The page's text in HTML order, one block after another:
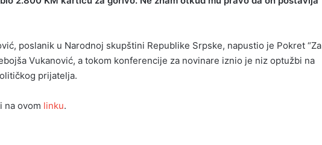
poslanik u Narodnoj skupštini Republike Srpske, napustio je Pokret “Za
Vukanović, a tokom konferencije za novinare iznio je niz optužbi na
prijatelja.
na ovom linku.